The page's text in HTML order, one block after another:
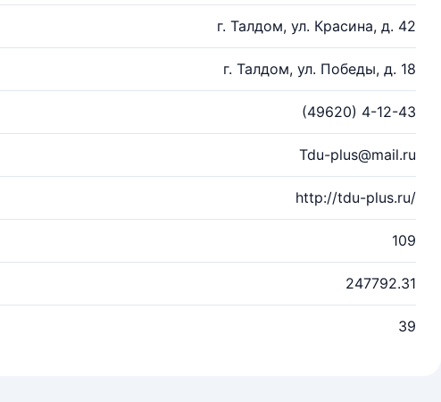
г. Талдом, ул. Красина, д. 42
г. Талдом, ул. Победы, д. 18
(49620) 4-12-43
Tdu-plus@mail.ru
http://tdu-plus.ru/
109
247792.31
39